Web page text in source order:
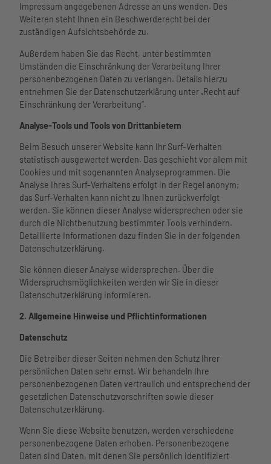
Impressum angegebenen Adresse an uns wenden. Des
Weiteren steht Ihnen ein Beschwerderecht bei der
zuständigen Aufsichtsbehörde zu.
Außerdem haben Sie das Recht, unter bestimmten
Umständen die Einschränkung der Verarbeitung Ihrer
personenbezogenen Daten zu verlangen. Details hierzu
entnehmen Sie der Datenschutzerklärung unter „Recht auf
Einschränkung der Verarbeitung“.
Analyse-Tools und Tools von Drittanbietern
Beim Besuch unserer Website kann Ihr Surf-Verhalten
statistisch ausgewertet werden. Das geschieht vor allem mit
Cookies und mit sogenannten Analyseprogrammen. Die
Analyse Ihres Surf-Verhaltens erfolgt in der Regel anonym;
das Surf-Verhalten kann nicht zu Ihnen zurückverfolgt
werden. Sie können dieser Analyse widersprechen oder sie
durch die Nichtbenutzung bestimmter Tools verhindern.
Detaillierte Informationen dazu finden Sie in der folgenden
Datenschutzerklärung.
Sie können dieser Analyse widersprechen. Über die
Widerspruchsmöglichkeiten werden wir Sie in dieser
Datenschutzerklärung informieren.
2. Allgemeine Hinweise und Pflichtinformationen
Datenschutz
Die Betreiber dieser Seiten nehmen den Schutz Ihrer
persönlichen Daten sehr ernst. Wir behandeln Ihre
personenbezogenen Daten vertraulich und entsprechend der
gesetzlichen Datenschutzvorschriften sowie dieser
Datenschutzerklärung.
Wenn Sie diese Website benutzen, werden verschiedene
personenbezogene Daten erhoben. Personenbezogene
Daten sind Daten, mit denen Sie persönlich identifiziert